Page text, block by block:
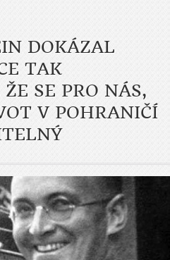
DOKÁZAL
TAK
SE PRO NÁS,
V POHRANIČÍ